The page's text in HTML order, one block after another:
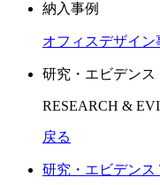
納入事例
オフィスデザイン
研究・エビデンス
RESEARCH &
戻る
研究・エビデンス